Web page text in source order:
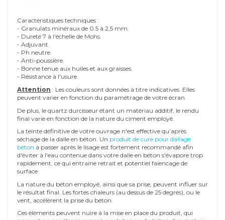
Caractéristiques techniques :
- Granulats minéraux de 0.5 à 2,5 mm.
- Dureté 7 à l'échelle de Mohs.
- Adjuvant.
- Ph neutre.
- Anti-poussière.
- Bonne tenue aux huiles et aux graisses.
- Résistance à l'usure.
Attention : Les couleurs sont données à titre indicatives. Elles
peuvent varier en fonction du paramétrage de votre écran.
De plus, le quartz durcisseur étant un matériau additif, le rendu
final varie en fonction de la nature du ciment employé.
La teinte définitive de votre ouvrage n'est effective qu’après
séchage de la dalle en béton. Un produit de cure pour dallage
béton à passer après le lisage est fortement recommandé afin
d'éviter à l'eau contenue dans votre dalle en béton s'évapore trop
rapidement, ce qui entraine retrait et potentiel faiencage de
surface.
La nature du béton employé, ainsi que sa prise, peuvent influer sur
le résultat final. Les fortes chaleurs (au dessus de 25 degrés), ou le
vent, accélèrent la prise du béton.
Ces éléments peuvent nuire à la mise en place du produit, qui